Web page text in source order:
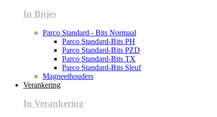
In Bitjes
Parco Standard - Bits Normaal
Parco Standard-Bits PH
Parco Standard-Bits PZD
Parco Standard-Bits TX
Parco Standard-Bits Sleuf
Magneethouders
Verankering
In Verankering